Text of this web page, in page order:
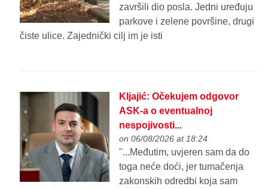
završili dio posla. Jedni uređuju
parkove i zelene površine, drugi
čiste ulice. Zajednički cilj im je isti
Kljajić: Očekujem odgovor
ASK-a o eventualnoj
nespojivosti...
on 06/08/2026 at 18:24
"...Međutim, uvjeren sam da do
toga neće doći, jer tumačenja
zakonskih odredbi koja sam